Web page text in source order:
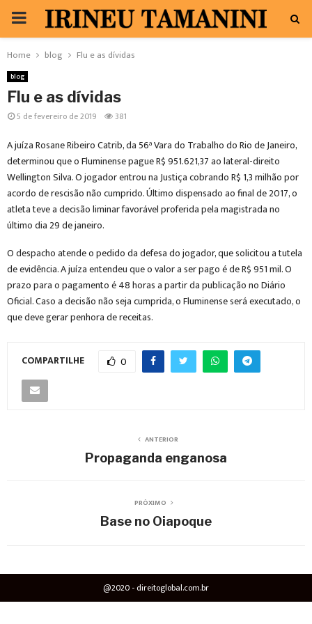
PRIMARY
MENU
Home blog Flu e as dívidas
blog
Flu e as dívidas
5 de fevereiro de 2019 381
A juíza Rosane Ribeiro Catrib, da 56ª Vara do Trabalho do Rio de Janeiro,
determinou que o Fluminense pague R$ 951.621,37 ao lateral-direito
Wellington Silva. O jogador entrou na Justiça cobrando R$ 1,3 milhão por
acordo de rescisão não cumprido. Último dispensado ao final de 2017, o
atleta teve a decisão liminar favorável proferida pela magistrada no
último dia 29 de janeiro.
O despacho atende o pedido da defesa do jogador, que solicitou a tutela
de evidência. A juíza entendeu que o valor a ser pago é de R$ 951 mil. O
prazo para o pagamento é 48 horas a partir da publicação no Diário
Oficial. Caso a decisão não seja cumprida, o Fluminense será executado, o
que deve gerar penhora de receitas.
COMPARTILHE 0
ANTERIOR
Propaganda enganosa
PRÓXIMO
Base no Oiapoque
@2020 - direitoglobal.com.br